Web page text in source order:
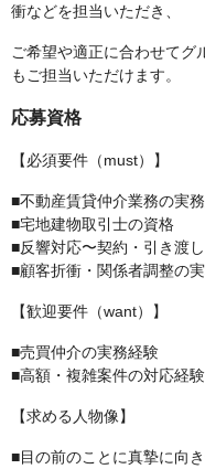
衝などを担当いただき、
ご希望や適正に合わせてグ
もご担当いただけます。
応募資格
【必須要件（must）】
■不動産賃貸仲介業務の実
■宅地建物取引士の資格
■反響対応〜契約・引き渡
■顧客折衝・関係者調整の
【歓迎要件（want）】
■売買仲介の実務経験
■高額・複雑案件の対応経験
【求める人物像】
■目の前のことに真摯に向